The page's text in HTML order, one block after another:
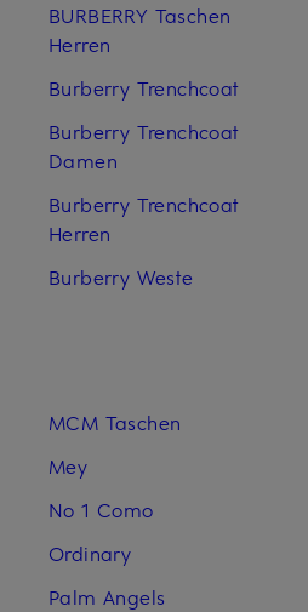
BURBERRY Taschen
Herren
Burberry Trenchcoat
Burberry Trenchcoat
Damen
Burberry Trenchcoat
Herren
Burberry Weste
MCM Taschen
Mey
No 1 Como
Ordinary
Palm Angels